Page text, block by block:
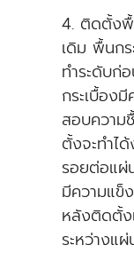
4. ติดตั้งพื้
เดิม พื้นกร
ทำระดับก่
กระเบื้อง
สอบความ
ตั้งจะทำไ
รอยต่อแผ่
มีความแข็
หลังติดตั้ง
ระหว่างแผ่